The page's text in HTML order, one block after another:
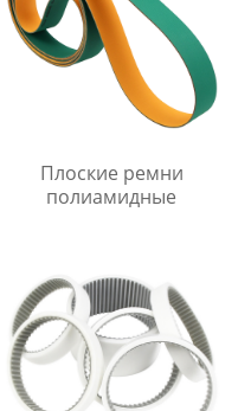
Плоские ремни
полиамидные